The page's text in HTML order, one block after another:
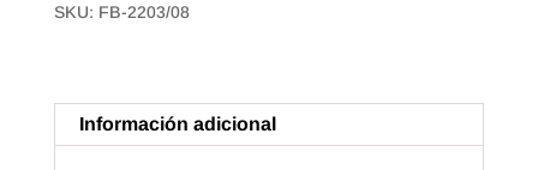
de
Catalana
(30u.)
SKU: FB-2203/08
Información adicional